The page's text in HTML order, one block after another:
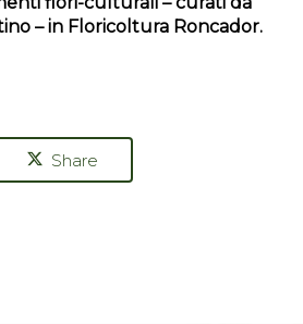
– in Floricoltura Roncador.
Share